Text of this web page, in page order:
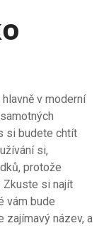
v moderní
si budete chtít
si,
protože
Zkuste si najít
vám bude
zajímavý název, a